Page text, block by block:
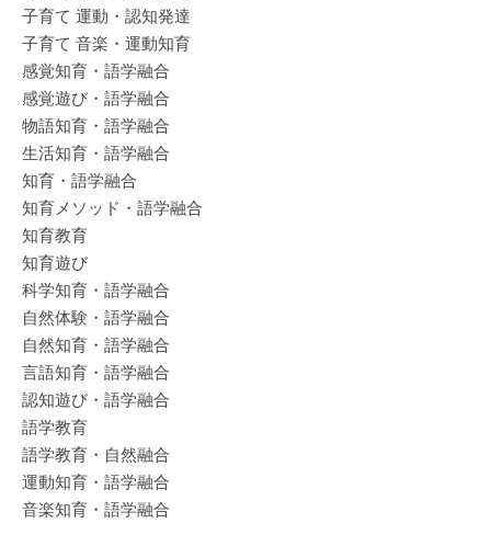
子育て 運動・認知発達
子育て 音楽・運動知育
感覚知育・語学融合
感覚遊び・語学融合
物語知育・語学融合
生活知育・語学融合
知育・語学融合
知育メソッド・語学融合
知育教育
知育遊び
科学知育・語学融合
自然体験・語学融合
自然知育・語学融合
言語知育・語学融合
認知遊び・語学融合
語学教育
語学教育・自然融合
運動知育・語学融合
音楽知育・語学融合